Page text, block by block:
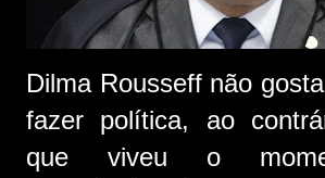
Dilma Rousseff não
fazer política, ao
que viveu o